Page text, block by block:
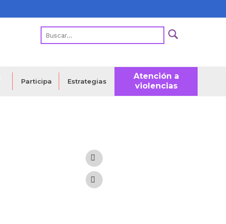
Participa Estrategias
Atención a
violencias